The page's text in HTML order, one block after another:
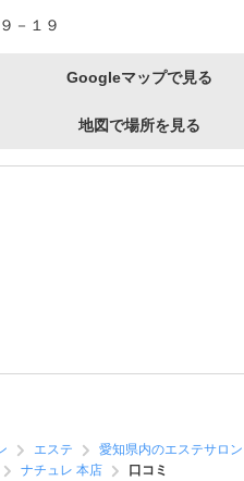
－１９
Googleマップで見る
地図で場所を見る
エステ
愛知県内のエステサロン
ナチュレ 本店
口コミ